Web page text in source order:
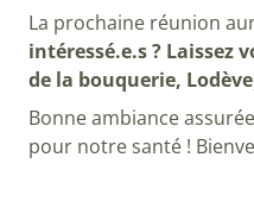
La prochaine réunion
intéressé.e.s ? Laissez
de la bouquerie,
Bonne ambiance
pour notre santé !